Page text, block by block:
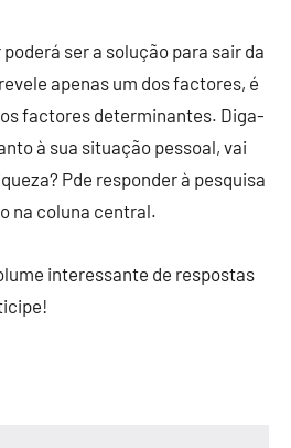
ser a solução para sair da
apenas um dos factores, é
factores determinantes. Diga-
à sua situação pessoal, vai
Pde responder à pesquisa
na coluna central.
interessante de respostas